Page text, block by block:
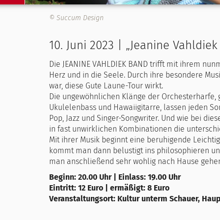
© Succum Design
10. Juni 2023 | „Jeanine
Die JEANINE VAHLDIEK BAND trifft mit ihrem
Herz und in die Seele. Durch ihre besondere
war, diese Gute Laune-Tour wirkt.
Die ungewöhnlichen Klänge der
Ukulelenbass und Hawaiigitarre, lassen jeden
Pop, Jazz und Singer-Songwriter. Und wie bei
in fast unwirklichen Kombinationen die
Mit ihrer Musik beginnt eine beruhigende
kommt man dann belustigt ins philosophieren
man anschließend sehr wohlig nach Hause
Beginn: 20.00 Uhr | Einlass: 19.00 Uhr
Eintritt: 12 Euro | ermäßigt: 8 Euro
Veranstaltungsort: Kultur unterm Schauer,